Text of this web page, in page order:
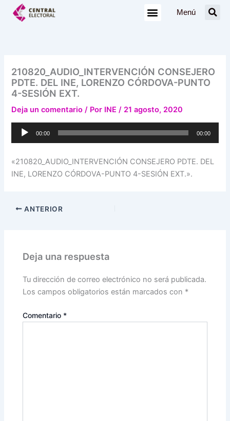
Menú
210820_AUDIO_INTERVENCIÓN CONSEJERO
PDTE. DEL INE, LORENZO CÓRDOVA-PUNTO
4-SESIÓN EXT.
Deja un comentario / Por INE/ 21 agosto, 2020
Reproductor
00:00 00:00
«210820_AUDIO_INTERVENCIÓN CONSEJERO PDTE. DEL
INE, LORENZO CÓRDOVA-PUNTO 4-SESIÓN EXT.».
ANTERIOR
Deja una respuesta
Tu dirección de correo electrónico no será publicada.
Los campos obligatorios están marcados con *
Comentario *